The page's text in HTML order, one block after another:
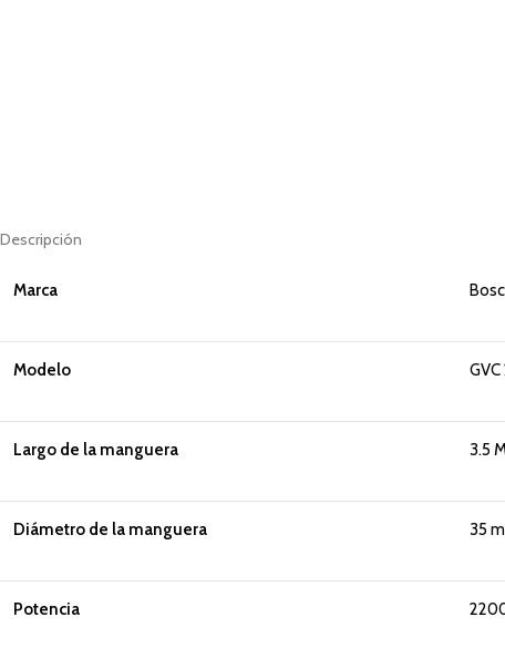
Descripción
Marca
Modelo GVC
Largo de la manguera 3.5
Diámetro de la manguera 35
Potencia